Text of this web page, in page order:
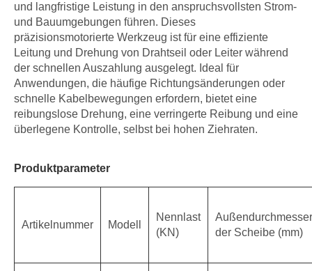
und langfristige Leistung in den anspruchsvollsten Strom-
und Bauumgebungen führen. Dieses
präzisionsmotorierte Werkzeug ist für eine effiziente
Leitung und Drehung von Drahtseil oder Leiter während
der schnellen Auszahlung ausgelegt. Ideal für
Anwendungen, die häufige Richtungsänderungen oder
schnelle Kabelbewegungen erfordern, bietet eine
reibungslose Drehung, eine verringerte Reibung und eine
überlegene Kontrolle, selbst bei hohen Ziehraten.
Produktparameter
Artikelnummer Modell
Nennlast
(KN)
Außendurchmesser
der Scheibe (mm)